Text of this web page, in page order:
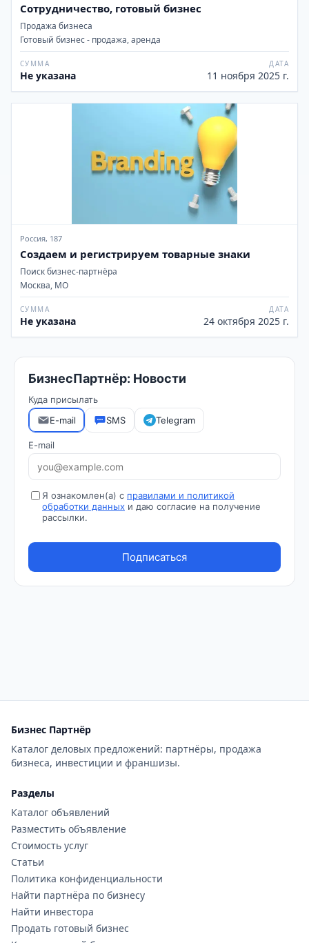
Сотрудничество, готовый бизнес
Продажа бизнеса
Готовый бизнес - продажа, аренда
СУММА
Не указана
ДАТА
11 ноября 2025 г.
Россия, 187
Создаем и регистрируем товарные знаки
Поиск бизнес-партнёра
Москва, МО
СУММА
Не указана
ДАТА
24 октября 2025 г.
Бизнес Партнёр
Каталог деловых предложений: партнёры, продажа
бизнеса, инвестиции и франшизы.
Разделы
Каталог объявлений
Разместить объявление
Стоимость услуг
Статьи
Политика конфиденциальности
Найти партнёра по бизнесу
Найти инвестора
Продать готовый бизнес